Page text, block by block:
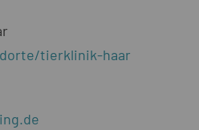
tierklinik-haar